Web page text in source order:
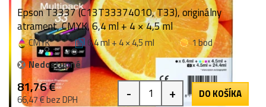
Epson T3337 (C13T33374010, T33), originálny
atrament, CMYK, 6,4 ml + 4 × 4,5 ml
CMYK 6,4 ml + 4 × 4,5 ml
1 bod
Nedostupné
81,76 €
66,47 € bez DPH - + DO KOŠÍKA